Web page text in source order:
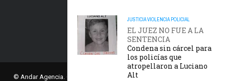
JUSTICIAVIOLENCIA POLICIAL
EL JUEZ NO FUE A LA
SENTENCIA
Condena sin cárcel para
los policías que
atropellaron a Luciano
Alt
© Andar Agencia. Comisión Provincial por la Memoria